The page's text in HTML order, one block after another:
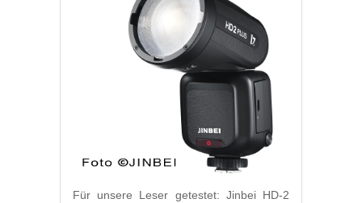
Für unsere Leser getestet: Jinbei HD-2